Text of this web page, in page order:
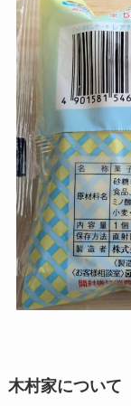
木村家について